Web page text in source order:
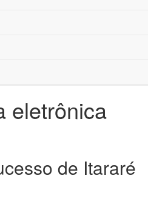
eletrônica
de Itararé